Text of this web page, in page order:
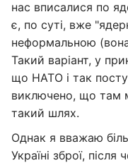
нас вписалися по
є, по суті, вже
неформальною
Такий варіант, у
що НАТО і так
виключено, що там
такий шлях.
Однак я вважаю
Україні зброї, після